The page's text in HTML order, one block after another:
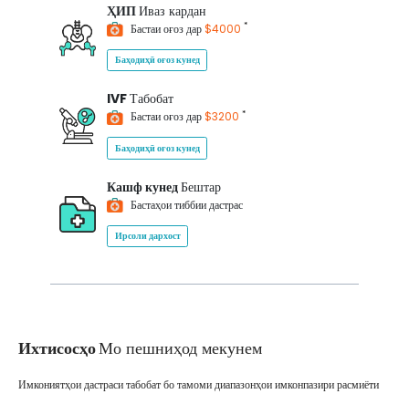
ҲИПИваз кардан
Бастаи оғоз дар$4000 *
Баҳодиҳӣ оғоз кунед
IVFТабобат
Бастаи оғоз дар$3200 *
Баҳодиҳӣ оғоз кунед
Кашф кунедБештар
Бастаҳои тиббии дастрас
Ирсоли дархост
ИхтисосҳоМо пешниҳод мекунем
Имкониятҳои дастраси табобат бо тамоми диапазонҳои имконпазири расмиёти